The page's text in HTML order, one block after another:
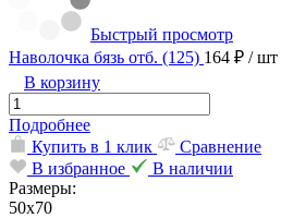
Быстрый просмотр
Наволочка бязь отб. (125) 164 ₽ / шт
В корзину
Подробнее
Купить в 1 клик
Сравнение
В избранное
В наличии
Размеры:
50х70